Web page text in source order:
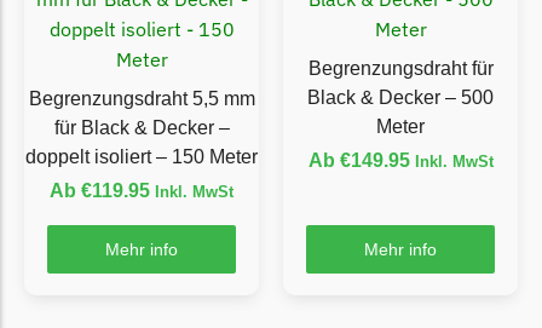
Kress Messer
LandXcape
LawnBott
Begrenzungsdraht 5,5 mm
für Black & Decker –
doppelt isoliert – 150 Meter
Ab €119.95 Inkl. MwSt
Mehr info
Begrenzungsdraht für
Black & Decker – 500
Meter
Ab €149.95 Inkl. MwSt
Mehr info